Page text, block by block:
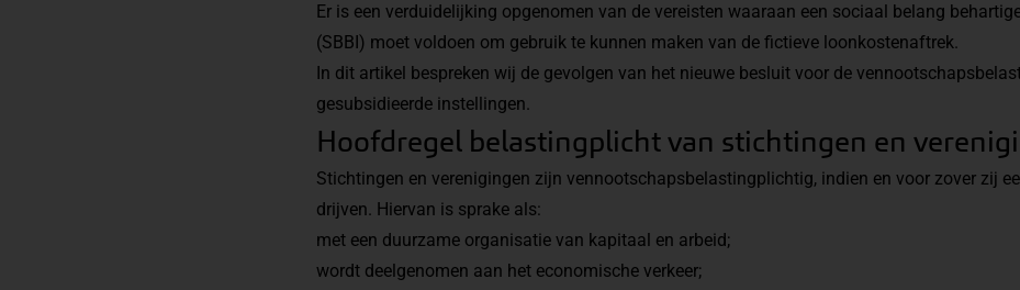
Er is een verduidelijking opgenomen van de vereisten waaraan een sociaal belang
(SBBI) moet voldoen om gebruik te kunnen maken van de fictieve loonkostenaftrek.
In dit artikel bespreken wij de gevolgen van het nieuwe besluit voor de
gesubsidieerde instellingen.
Hoofdregel belastingplicht van stichtingen en
Stichtingen en verenigingen zijn vennootschapsbelastingplichtig, indien en voor zover zij
drijven. Hiervan is sprake als:
met een duurzame organisatie van kapitaal en arbeid;
wordt deelgenomen aan het economische verkeer;